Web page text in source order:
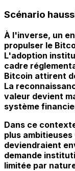
Scénario
À l'inverse, un
propulser le
L'adoption
cadre
Bitcoin attirent
La
valeur devient
système
Dans ce
plus
deviendraient
demande
limitée par